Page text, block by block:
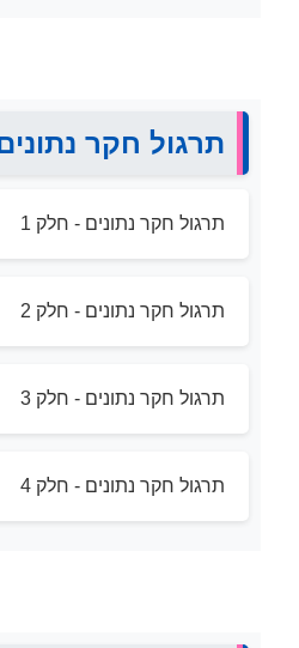
תרגול חקר
תרגול חקר נתונים - חלק 1
תרגול חקר נתונים - חלק 2
תרגול חקר נתונים - חלק 3
תרגול חקר נתונים - חלק 4